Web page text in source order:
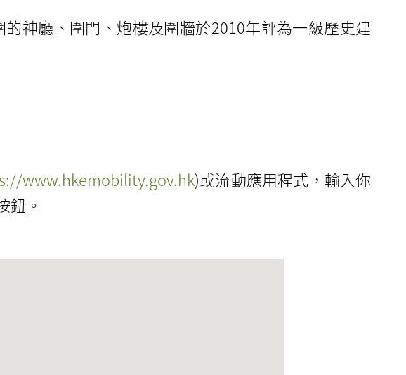
的神廳、圍門、炮樓及圍牆於2010年評為一級歷史建
www.hkemobility.gov.hk)或流動應用程式，輸入你
鈕。